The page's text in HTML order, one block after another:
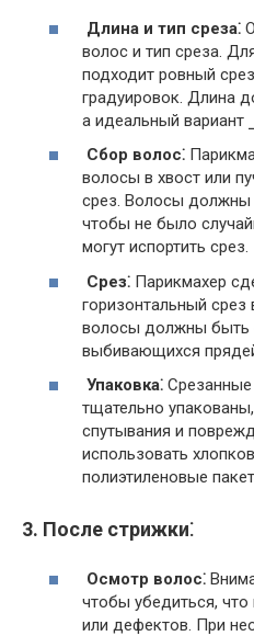
Длина и тип среза⁚
волос и тип среза.
подходит ровный
градуировок. Длина
а идеальный вариант
Сбор волос⁚
волосы в хвост или
срез. Волосы должны
чтобы не было
могут испортить срез.
Срез⁚ Парикмахер
горизонтальный
волосы должны быть
выбивающихся
Упаковка⁚
тщательно
спутывания и
использовать
полиэтиленовые
3. После стрижки⁚
Осмотр волос⁚
чтобы убедиться,
или дефектов. При